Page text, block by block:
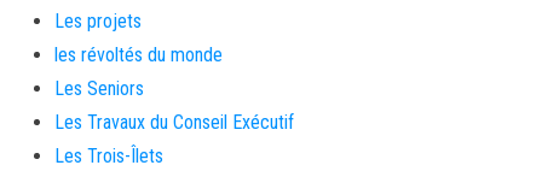
Les projets
les révoltés du monde
Les Seniors
Les Travaux du Conseil Exécutif
Les Trois-Îlets